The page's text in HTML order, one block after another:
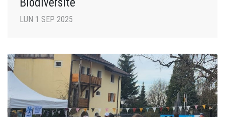
LUN 1 SEP 2025